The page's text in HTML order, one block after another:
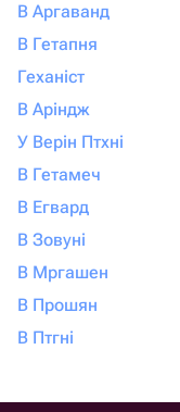
В Аргаванд
В Гетапня
Геханіст
В Аріндж
У Верін Птхні
В Гетамеч
В Егвард
В Зовуні
В Мргашен
В Прошян
В Птгні